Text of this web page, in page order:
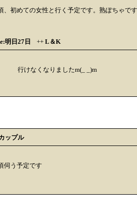
、初めての女性と行く予定です。熟ぽちゃで
明日27日 ++ L＆K
行けなくなりましたm(_ _)m
ップル
伺う予定です